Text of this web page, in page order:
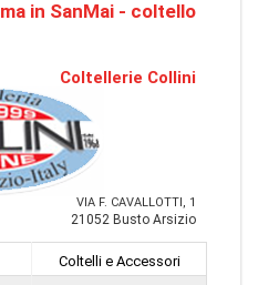
in SanMai - coltello
Coltellerie Collini
VIA F. CAVALLOTTI, 1
21052 Busto Arsizio
Coltelli e Accessori